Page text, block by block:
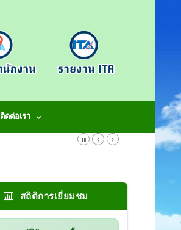
ติดต่อเรา
สถิติการเยี่ยมชม